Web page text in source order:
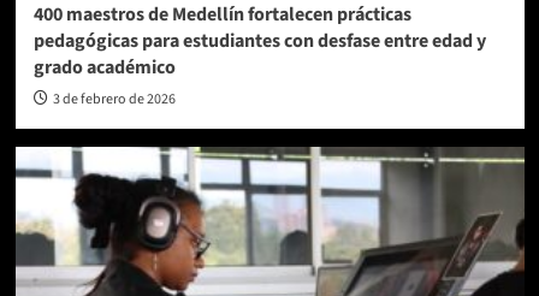
400 maestros de Medellín fortalecen prácticas
pedagógicas para estudiantes con desfase entre edad y
grado académico
3 de febrero de 2026